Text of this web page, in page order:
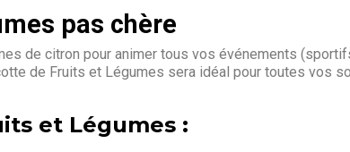
pas chère
de citron pour animer tous vos événements
de Fruits et Légumes sera idéal pour toutes vos
et Légumes :